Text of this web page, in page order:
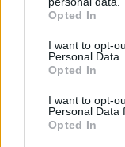
grant or deny
use your data for
consent section.
Opted In
I want to opt-
Personal Data.
Opted In
I want to opt-
Personal Data
Opted In
Άρης
καθίσει σε
σηκώθηκα και
όροφο»